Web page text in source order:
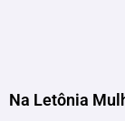
Na Letônia